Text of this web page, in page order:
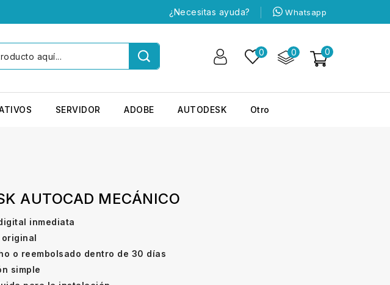
Whatsapp
¿Necesitas ayuda?
0
0
0
SERVIDOR ADOBE AUTODESK Otro
AUTOCAD MECÁNICO
inmediata
o reembolsado dentro de 30 días
simple